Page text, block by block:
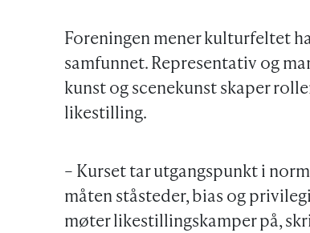
Foreningen mener kulturfeltet
samfunnet. Representativ og
kunst og scenekunst skaper
likestilling.
– Kurset tar utgangspunkt i
måten ståsteder, bias og
møter likestillingskamper på,